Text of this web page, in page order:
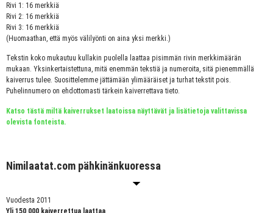
Rivi 1: 16 merkkiä
Rivi 2: 16 merkkiä
Rivi 3: 16 merkkiä
(Huomaathan, että myös välilyönti on aina yksi merkki.)
Tekstin koko mukautuu kullakin puolella laattaa pisimmän rivin merkkimäärän
mukaan. Yksinkertaistettuna, mitä enemmän tekstiä ja numeroita, sitä pienemmällä
kaiverrus tulee. Suosittelemme jättämään ylimääräiset ja turhat tekstit pois.
Puhelinnumero on ehdottomasti tärkein kaiverrettava tieto.
Katso tästä miltä kaiverrukset laatoissa näyttävät ja lisätietoja valittavissa
olevista fonteista.
Nimilaatat.com pähkinänkuoressa
Vuodesta 2011
Yli 150 000 kaiverrettua laattaa